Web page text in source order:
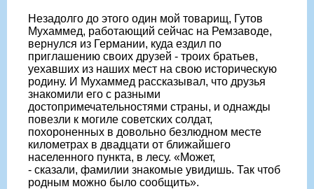
Незадолго до этого один мой товарищ, Гутов
Мухаммед, работающий сейчас на Ремзаводе,
вернулся из Германии, куда ездил по
приглашению своих друзей - троих братьев,
уехавших из наших мест на свою историческую
родину. И Мухаммед рассказывал, что друзья
знакомили его с разными
достопримечательностями страны, и однажды
повезли к могиле советских солдат,
похороненных в довольно безлюдном месте
километрах в двадцати от ближайшего
населенного пункта, в лесу. «Может,
- сказали, фамилии знакомые увидишь. Так чтоб
родным можно было сообщить».